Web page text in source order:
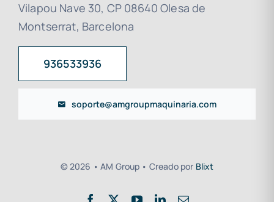
Vilapou Nave 30, CP 08640 Olesa de
Montserrat, Barcelona
936533936
soporte@amgroupmaquinaria.com
© 2026 • AM Group • Creado por Blixt